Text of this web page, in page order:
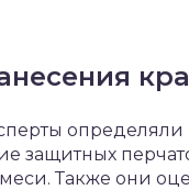
защитных
Также они